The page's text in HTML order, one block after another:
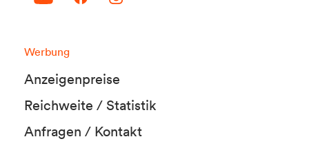
Werbung
Anzeigenpreise
Reichweite / Statistik
Anfragen / Kontakt